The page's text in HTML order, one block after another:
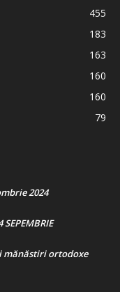
455
183
163
160
160
79
2024
mănăstiri ortodoxe